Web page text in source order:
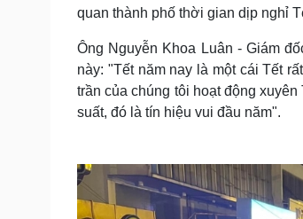
quan thành phố thời gian dịp nghỉ
Ông Nguyễn Khoa Luân - Giám
này: "Tết năm nay là một cái Tết
trần của chúng tôi hoạt động
suất, đó là tín hiệu vui đầu năm".